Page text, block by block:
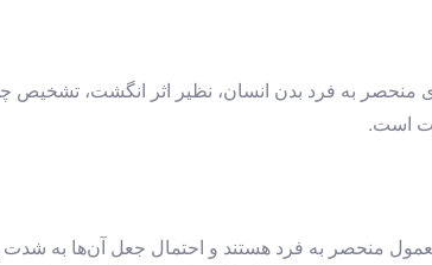
منحصر به فرد بدن انسان، نظیر اثر انگشت،
است.
منحصر به فرد هستند و احتمال جعل آن‌ها به شدت